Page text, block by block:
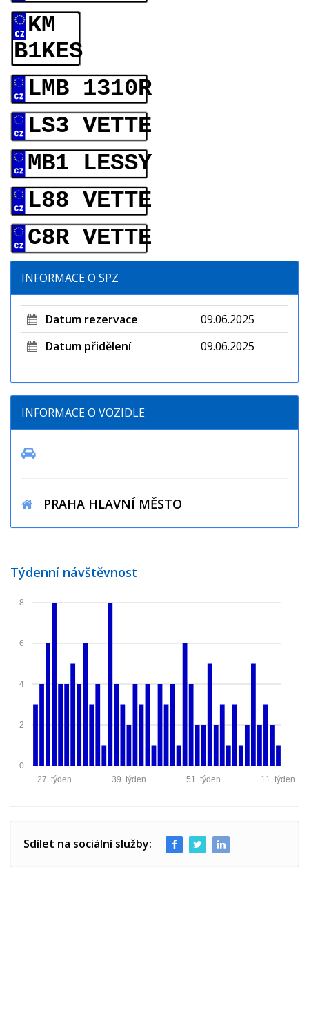
KM
B1KES
LMB 1310R
LS3 VETTE
MB1 LESSY
L88 VETTE
C8R VETTE
INFORMACE O SPZ
Datum rezervace
09.06.2025
Datum přidělení
09.06.2025
INFORMACE O VOZIDLE
PRAHA HLAVNÍ MĚSTO
Týdenní návštěvnost
0
2
4
6
8
11. týden
51. týden
39. týden
27. týden
Sdílet na sociální služby: